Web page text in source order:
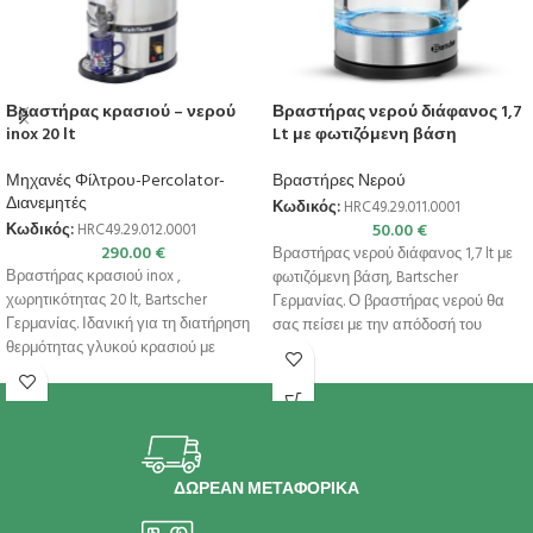
Βραστήρας κρασιού – νερού
inox 20 lt
Μηχανές Φίλτρου-Percolator-
Διανεμητές
Κωδικός: HRC49.29.012.0001
290.00€
Βραστήρας κρασιού inox ,
χωρητικότητας 20 lt, Bartscher
Γερμανίας. Ιδανική για τη διατήρηση
θερμότητας γλυκού κρασιού με
μπαχαρικά, jagertee ή
Βραστήρας νερού διάφανος 1,7
Lt με φωτιζόμενη βάση
Βραστήρες Νερού
Κωδικός: HRC49.29.011.0001
50.00€
Βραστήρας νερού διάφανος 1,7 lt με
φωτιζόμενη βάση, Bartscher
Γερμανίας. Ο βραστήρας νερού θα
σας πείσει με την απόδοσή του
ΔΩΡΕΑΝ ΜΕΤΑΦΟΡΙΚΑ